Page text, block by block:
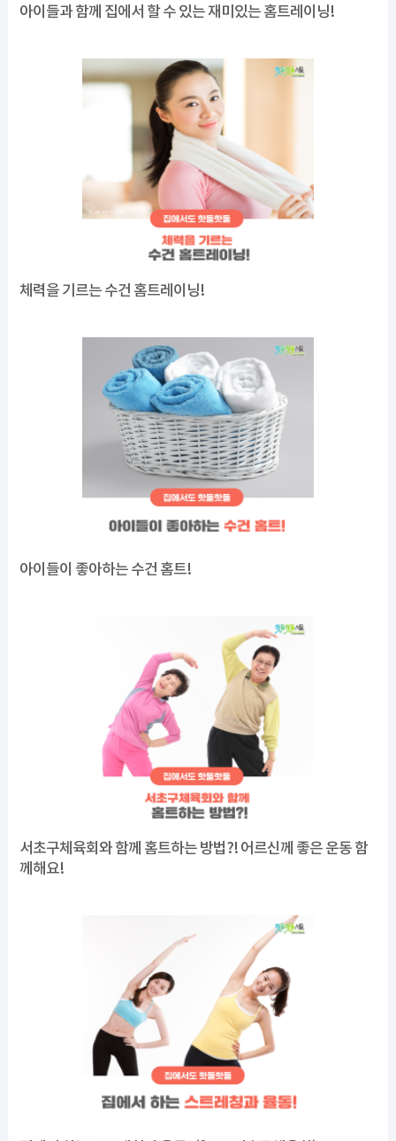
아이들과 함께 집에서 할 수 있는 재미있는 홈트레이닝!
체력을 기르는 수건 홈트레이닝!
아이들이 좋아하는 수건 홈트!
서초구체육회와 함께 홈트하는 방법?! 어르신께 좋은 운동 함
께해요!